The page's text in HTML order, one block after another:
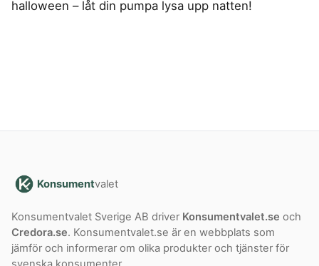
halloween – låt din pumpa lysa upp natten!
Konsumentvalet
Konsumentvalet Sverige AB driver Konsumentvalet.se och
Credora.se. Konsumentvalet.se är en webbplats som
jämför och informerar om olika produkter och tjänster för